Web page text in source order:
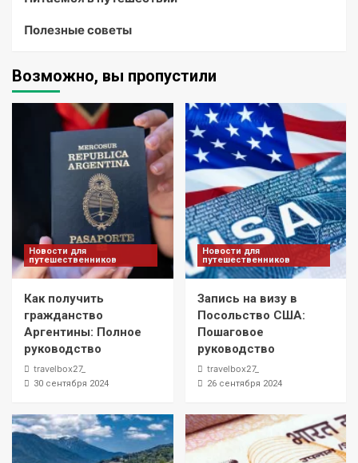
Полезные советы
Возможно, вы пропустили
Новости для
путешественников
Как получить
гражданство
Аргентины: Полное
руководство
travelbox27_
30 сентября 2024
Новости для
путешественников
Запись на визу в
Посольство США:
Пошаговое
руководство
travelbox27_
26 сентября 2024